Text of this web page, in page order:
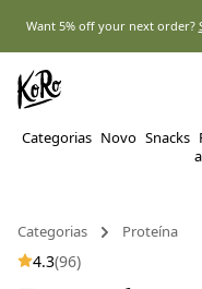
Want 5% off your next order?
Categorias Novo Snacks
Categorias Proteína
4.3(96)